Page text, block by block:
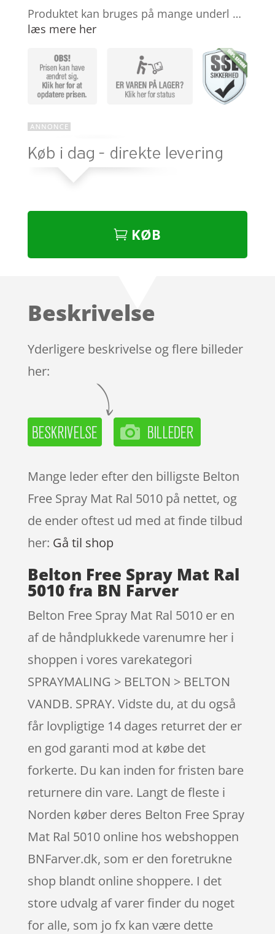
Produktet kan bruges på mange underl …
læs mere her
KØB
Beskrivelse
Yderligere beskrivelse og flere billeder
her:
Mange leder efter den billigste Belton
Free Spray Mat Ral 5010 på nettet, og
de ender oftest ud med at finde tilbud
her: Gå til shop
Belton Free Spray Mat Ral
5010 fra BN Farver
Belton Free Spray Mat Ral 5010 er en
af de håndplukkede varenumre her i
shoppen i vores varekategori
SPRAYMALING > BELTON > BELTON
VANDB. SPRAY. Vidste du, at du også
får lovpligtige 14 dages returret der er
en god garanti mod at købe det
forkerte. Du kan inden for fristen bare
returnere din vare. Langt de fleste i
Norden køber deres Belton Free Spray
Mat Ral 5010 online hos webshoppen
BNFarver.dk, som er den foretrukne
shop blandt online shoppere. I det
store udvalg af varer finder du noget
for alle, som jo fx kan være dette